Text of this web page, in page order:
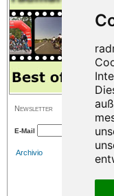
Newsletter
E-Mail
Archivio